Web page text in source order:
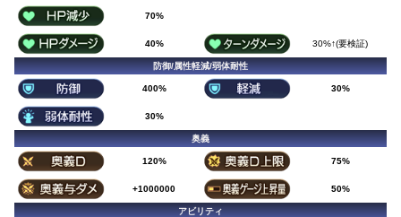
70%
40% 30%↑(要検証)
防御/属性軽減/弱体耐性
400% 30%
30%
奥義
120% 75%
+1000000 50%
アビリティ